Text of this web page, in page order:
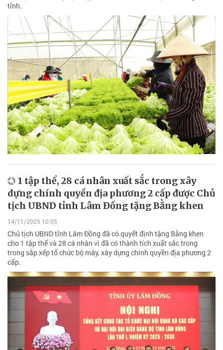
tỉnh.
1 tập thể, 28 cá nhân xuất sắc trong xây
dựng chính quyền địa phương 2 cấp được Chủ
tịch UBND tỉnh Lâm Đồng tặng Bằng khen
14/11/2025 10:05
Chủ tịch UBND tỉnh Lâm Đồng đã có quyết định tặng Bằng khen
cho 1 tập thể và 28 cá nhân vì đã có thành tích xuất sắc trong
trong sắp xếp tổ chức bộ máy, xây dựng chính quyền địa phương 2
cấp.